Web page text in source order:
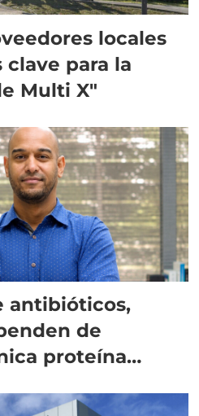
locales
para la
Multi X"
antibióticos,
de
proteína